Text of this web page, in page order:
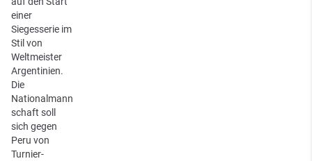
einer
Siegesserie im
Stil von
Weltmeister
Argentinien.
Die
Nationalmann
schaft soll
sich gegen
Peru von
Turnier-